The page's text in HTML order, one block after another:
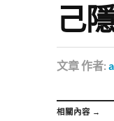
己
文章作者:
相關內容 →